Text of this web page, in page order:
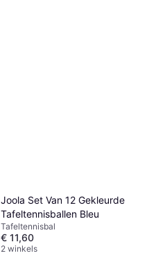
Joola Set Van 12 Gekleurde
Tafeltennisballen Bleu
Tafeltennisbal
€ 11,60
2 winkels